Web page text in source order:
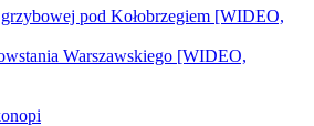
pod Kołobrzegiem [WIDEO,
Warszawskiego [WIDEO,